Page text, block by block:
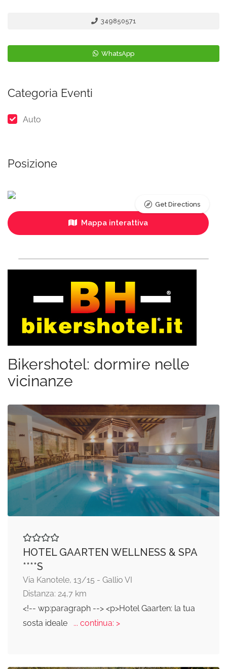
349850571
WhatsApp
Categoria Eventi
Auto
Posizione
Mappa interattiva
Get Directions
Bikershotel: dormire nelle
vicinanze
HOTEL GAARTEN WELLNESS & SPA
****S
Via Kanotele, 13/15 - Gallio VI
Distanza: 24,7 km
<!-- wp:paragraph --> <p>Hotel Gaarten: la tua
sosta ideale
... continua: >